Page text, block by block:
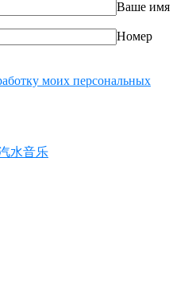
Ваше имя
Номер
моих персональных
水音乐